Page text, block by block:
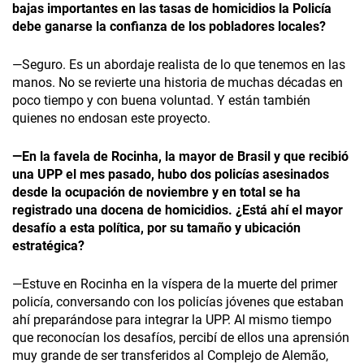
bajas importantes en las tasas de homicidios la Policía
debe ganarse la confianza de los pobladores locales?
—Seguro. Es un abordaje realista de lo que tenemos en las
manos. No se revierte una historia de muchas décadas en
poco tiempo y con buena voluntad. Y están también
quienes no endosan este proyecto.
—En la favela de Rocinha, la mayor de Brasil y que recibió
una UPP el mes pasado, hubo dos policías asesinados
desde la ocupación de noviembre y en total se ha
registrado una docena de homicidios. ¿Está ahí el mayor
desafío a esta política, por su tamaño y ubicación
estratégica?
—Estuve en Rocinha en la víspera de la muerte del primer
policía, conversando con los policías jóvenes que estaban
ahí preparándose para integrar la UPP. Al mismo tiempo
que reconocían los desafíos, percibí de ellos una aprensión
muy grande de ser transferidos al Complejo de Alemão,